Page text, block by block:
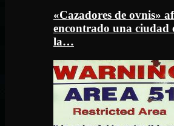
«Cazadores de ovnis»
encontrado una ciudad
la…